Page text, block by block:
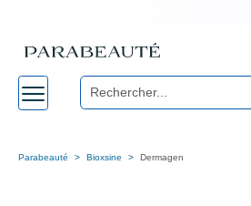
Parabeauté Bioxsine Dermagen